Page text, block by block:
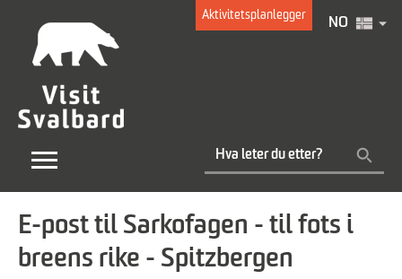
Aktivitetsplanlegger
NO
E-post til Sarkofagen - til fots i
breens rike - Spitzbergen